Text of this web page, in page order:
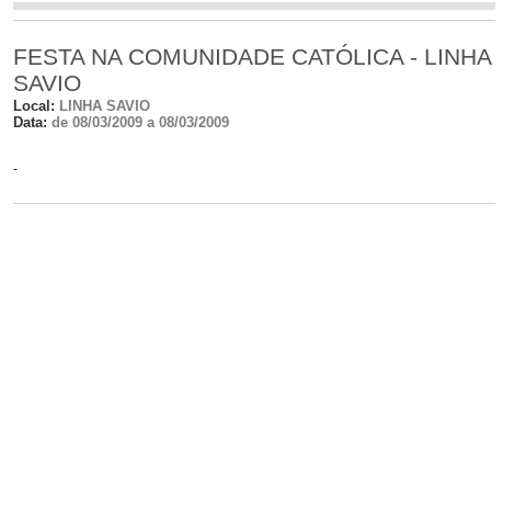
FESTA NA COMUNIDADE CATÓLICA - LINHA
SAVIO
Local: LINHA SAVIO
Data: de 08/03/2009 a 08/03/2009
-